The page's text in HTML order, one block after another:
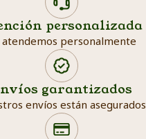
personalizada
atendemos personalmente
garantizados
envíos están asegurados
Search products